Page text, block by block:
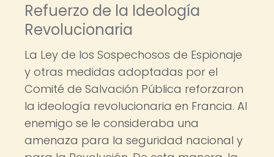
Refuerzo de la Ideología
Revolucionaria
La Ley de los Sospechosos de Espionaje
y otras medidas adoptadas por el
Comité de Salvación Pública reforzaron
la ideología revolucionaria en Francia. Al
enemigo se le consideraba una
amenaza para la seguridad nacional y